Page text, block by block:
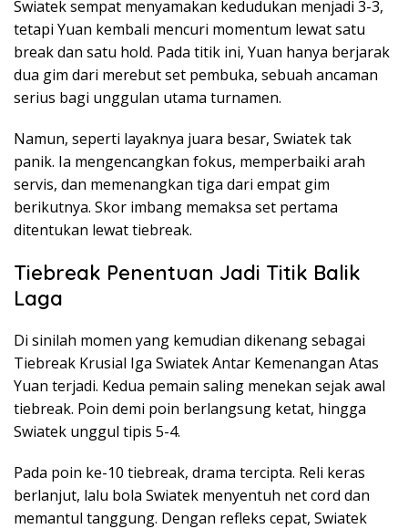
Swiatek sempat menyamakan kedudukan menjadi 3-3,
tetapi Yuan kembali mencuri momentum lewat satu
break dan satu hold. Pada titik ini, Yuan hanya berjarak
dua gim dari merebut set pembuka, sebuah ancaman
serius bagi unggulan utama turnamen.
Namun, seperti layaknya juara besar, Swiatek tak
panik. Ia mengencangkan fokus, memperbaiki arah
servis, dan memenangkan tiga dari empat gim
berikutnya. Skor imbang memaksa set pertama
ditentukan lewat tiebreak.
Tiebreak Penentuan Jadi Titik Balik
Laga
Di sinilah momen yang kemudian dikenang sebagai
Tiebreak Krusial Iga Swiatek Antar Kemenangan Atas
Yuan terjadi. Kedua pemain saling menekan sejak awal
tiebreak. Poin demi poin berlangsung ketat, hingga
Swiatek unggul tipis 5-4.
Pada poin ke-10 tiebreak, drama tercipta. Reli keras
berlanjut, lalu bola Swiatek menyentuh net cord dan
memantul tanggung. Dengan refleks cepat, Swiatek